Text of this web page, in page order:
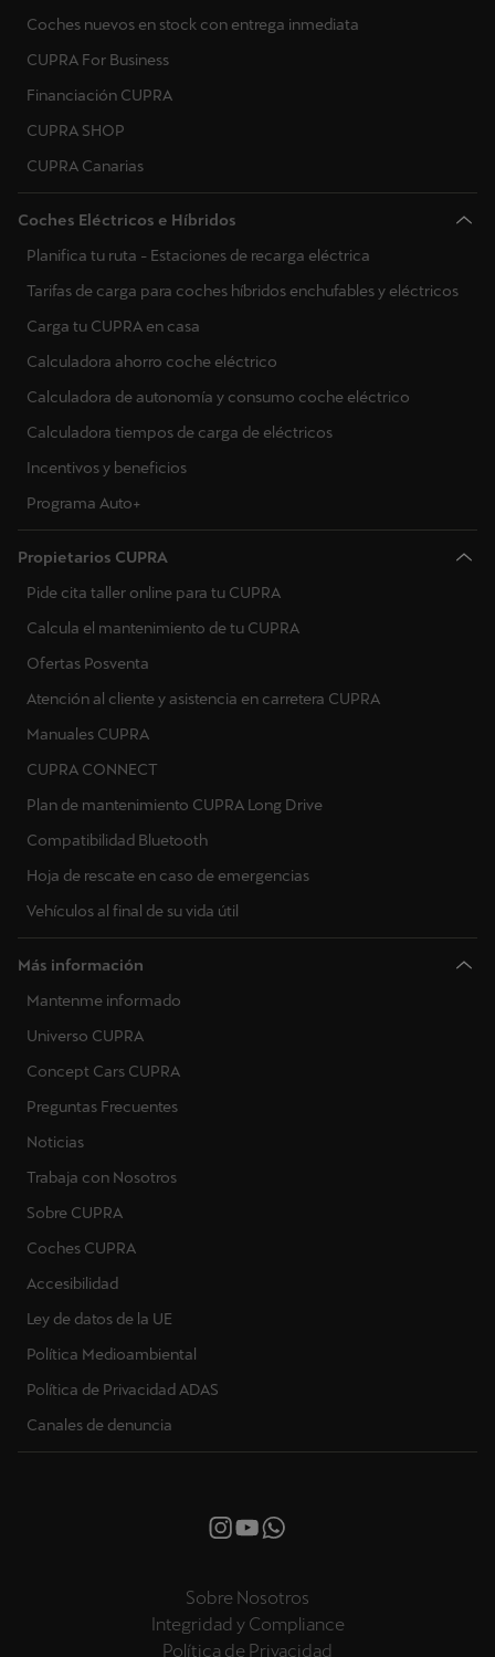
Coches nuevos en stock con entrega inmediata
CUPRA For Business
Financiación CUPRA
CUPRA SHOP
CUPRA Canarias
Coches Eléctricos e Híbridos
Planifica tu ruta - Estaciones de recarga eléctrica
Tarifas de carga para coches híbridos enchufables y eléctricos
Carga tu CUPRA en casa
Calculadora ahorro coche eléctrico
Calculadora de autonomía y consumo coche eléctrico
Calculadora tiempos de carga de eléctricos
Incentivos y beneficios
Programa Auto+
Propietarios CUPRA
Pide cita taller online para tu CUPRA
Calcula el mantenimiento de tu CUPRA
Ofertas Posventa
Atención al cliente y asistencia en carretera CUPRA
Manuales CUPRA
CUPRA CONNECT
Plan de mantenimiento CUPRA Long Drive
Compatibilidad Bluetooth
Hoja de rescate en caso de emergencias
Vehículos al final de su vida útil
Más información
Mantenme informado
Universo CUPRA
Concept Cars CUPRA
Preguntas Frecuentes
Noticias
Trabaja con Nosotros
Sobre CUPRA
Coches CUPRA
Accesibilidad
Ley de datos de la UE
Política Medioambiental
Política de Privacidad ADAS
Canales de denuncia
Sobre Nosotros
Integridad y Compliance
Política de Privacidad